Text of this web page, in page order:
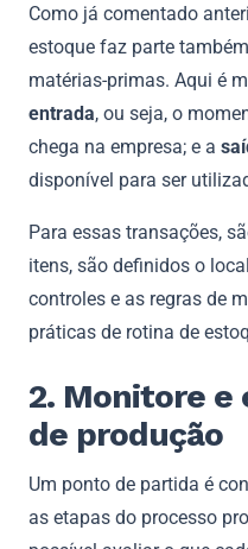
Como já comentado
estoque faz parte
matérias-primas. Aqui é
entrada, ou seja, o
chega na empresa; e a
disponível para ser
Para essas transações,
itens, são definidos o
controles e as regras de
práticas de rotina de
2. Monitore e
de produção
Um ponto de partida é
as etapas do processo